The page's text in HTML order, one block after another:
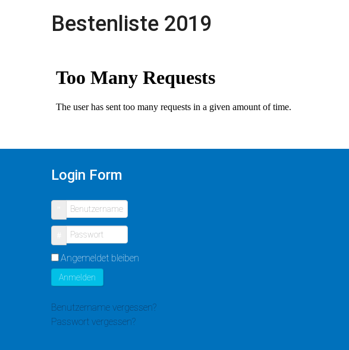
Bestenliste 2019
Login Form
Benutzername
Passwort
Angemeldet bleiben
Anmelden
Benutzername vergessen?
Passwort vergessen?